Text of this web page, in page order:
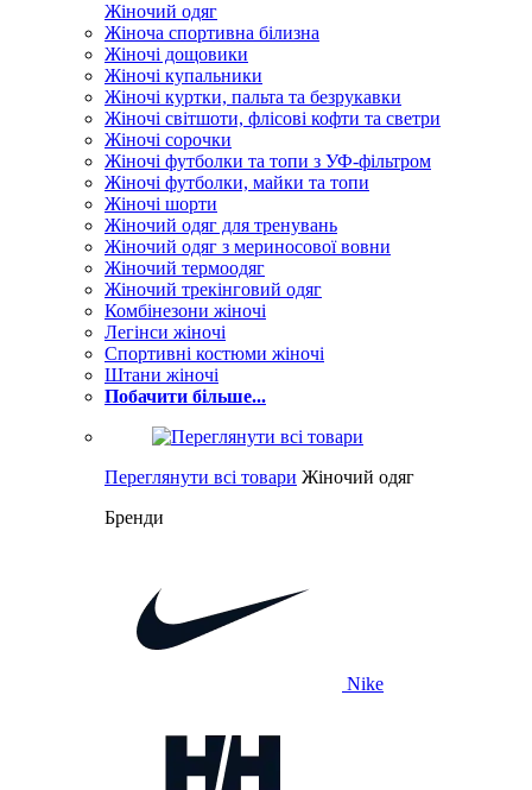
Жіночий одяг
Жіноча спортивна білизна
Жіночі дощовики
Жіночі купальники
Жіночі куртки, пальта та безрукавки
Жіночі світшоти, флісові кофти та светри
Жіночі сорочки
Жіночі футболки та топи з УФ-фільтром
Жіночі футболки, майки та топи
Жіночі шорти
Жіночий одяг для тренувань
Жіночий одяг з мериносової вовни
Жіночий термоодяг
Жіночий трекінговий одяг
Комбінезони жіночі
Легінси жіночі
Спортивні костюми жіночі
Штани жіночі
Побачити більше...
Переглянути всі товари Жіночий одяг
Бренди
Nike